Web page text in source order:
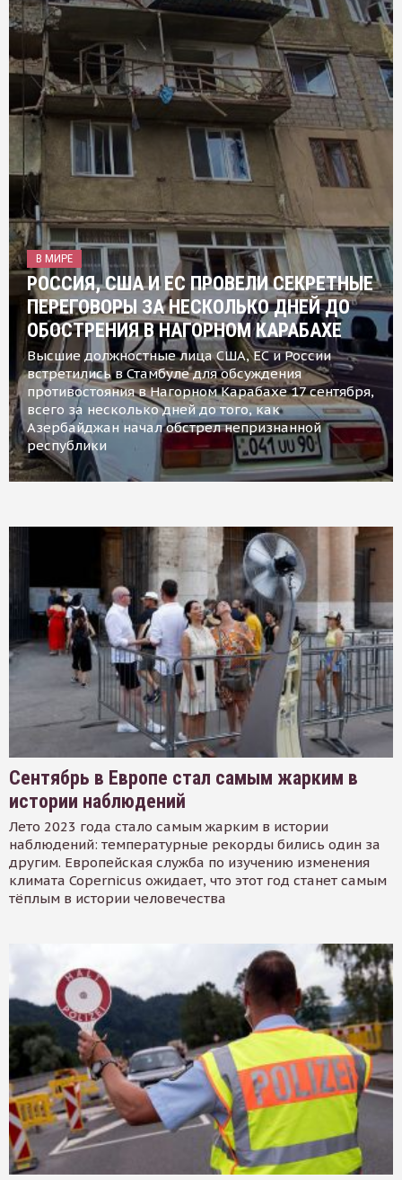
В МИРЕ
РОССИЯ, США И ЕС ПРОВЕЛИ СЕКРЕТНЫЕ
ПЕРЕГОВОРЫ ЗА НЕСКОЛЬКО ДНЕЙ ДО
ОБОСТРЕНИЯ В НАГОРНОМ КАРАБАХЕ
Высшие должностные лица США, ЕС и России
встретились в Стамбуле для обсуждения
противостояния в Нагорном Карабахе 17 сентября,
всего за несколько дней до того, как
Азербайджан начал обстрел непризнанной
республики
Сентябрь в Европе стал самым жарким в
истории наблюдений
Лето 2023 года стало самым жарким в истории
наблюдений: температурные рекорды бились один за
другим. Европейская служба по изучению изменения
климата Copernicus ожидает, что этот год станет самым
тёплым в истории человечества